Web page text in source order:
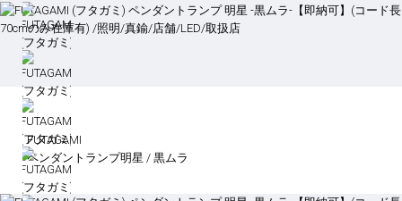
FUTAGAMI
ペンダントランプ明星 / 黒ムラ